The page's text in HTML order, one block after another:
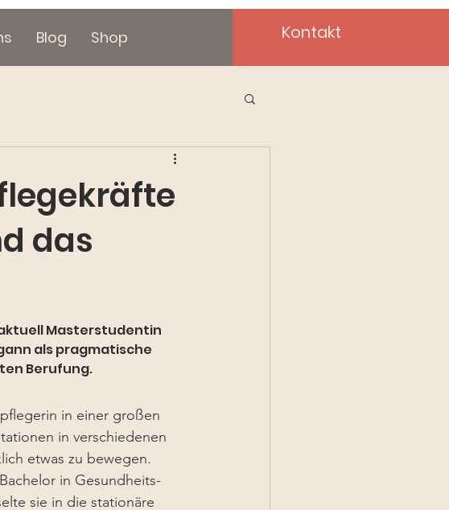
Blog Shop Kontakt
das
Masterstudentin
als pragmatische
Berufung.
in einer großen
in verschiedenen
etwas zu bewegen.
in Gesundheits-
sie in die stationäre